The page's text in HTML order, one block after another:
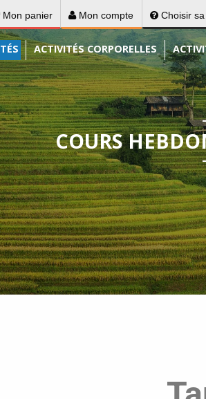
Mon panier Mon compte Choisir sa
ACTIVITÉS CORPORELLES
COURS